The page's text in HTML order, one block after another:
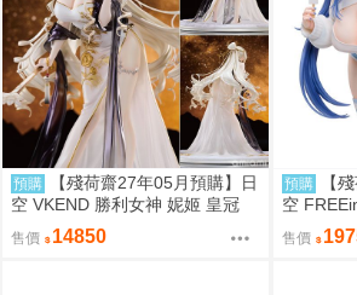
預購
【殘荷齋27年05月預購】日
空 VKEND 勝利女神 妮姬 皇冠
榮耀之花 1/4 附特典
售價 14850
預購
【
空
澤西 新
售價